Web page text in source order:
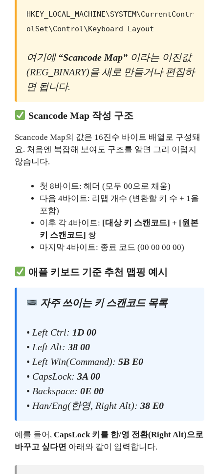
HKEY_LOCAL_MACHINE\SYSTEM\CurrentContr
olSet\Control\Keyboard Layout
여기에 “Scancode Map” 이라는 이진값
(REG_BINARY)을 새로 만들거나 편집하
면 됩니다.
Scancode Map 작성 구조
Scancode Map의 값은 16진수 바이트 배열로 구성돼
요. 처음엔 복잡해 보여도 구조를 알면 그리 어렵지
않습니다.
첫 8바이트: 헤더 (모두 00으로 채움)
다음 4바이트: 리맵 개수 (변환할 키 수 + 1을
포함)
이후 각 4바이트: [대상 키 스캔코드] + [원본
키 스캔코드] 쌍
마지막 4바이트: 종료 코드 (00 00 00 00)
애플 키보드 기준 추천 맵핑 예시
자주 쓰이는 키 스캔코드 목록
• Left Ctrl: 1D 00
• Left Alt: 38 00
• Left Win(Command): 5B E0
• CapsLock: 3A 00
• Backspace: 0E 00
• Han/Eng(한영, Right Alt): 38 E0
예를 들어, CapsLock 키를 한/영 전환(Right Alt)으로
바꾸고 싶다면 아래와 같이 입력합니다.